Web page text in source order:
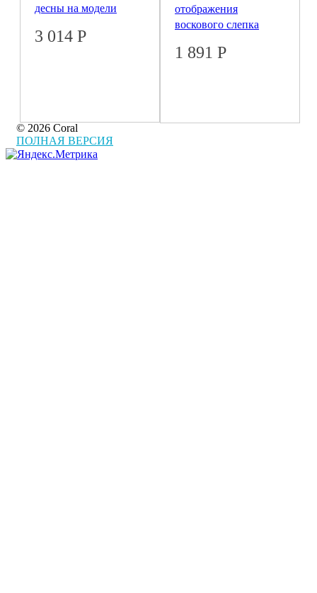
десны на модели
3 014 Р
отображения
воскового слепка
1 891 Р
© 2026 Coral
ПОЛНАЯ ВЕРСИЯ